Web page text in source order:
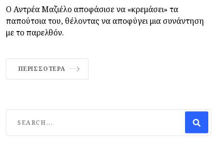
Ο Αντρέα Μαζιέλο αποφάσισε να «κρεμάσει» τα
παπούτσια του, θέλοντας να αποφύγει μια συνάντηση
με το παρελθόν.
ΠΕΡΙΣΣΌΤΕΡΑ